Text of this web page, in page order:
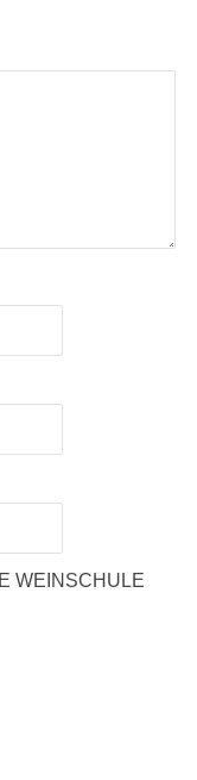
WEINSCHULE